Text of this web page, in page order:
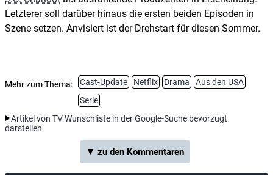
Letzterer soll darüber hinaus die ersten beiden Episoden in
Szene setzen. Anvisiert ist der Drehstart für diesen Sommer.
Mehr zum Thema: Cast-Update Netflix Drama
Aus den USA
Serie
Artikel von TV Wunschliste in der Google-Suche bevorzugt
darstellen.
▼ zu den Kommentaren